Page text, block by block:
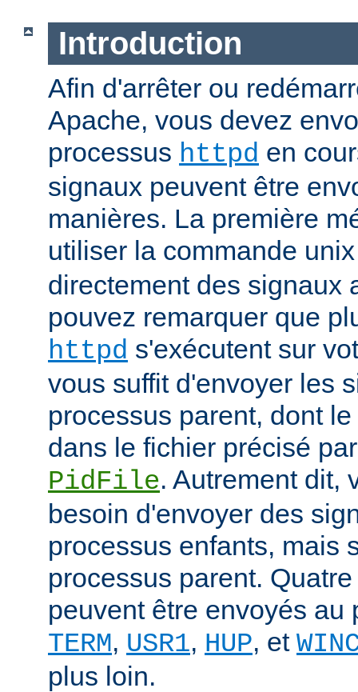
Introduction
Afin d'arrêter ou
Apache, vous devez
processus httpd en
signaux peuvent être
manières. La première
utiliser la commande
directement des signaux
pouvez remarquer que
httpd s'exécutent sur
vous suffit d'envoyer les
processus parent, dont
dans le fichier précisé
PidFile. Autrement dit,
besoin d'envoyer des
processus enfants, mais
processus parent.
peuvent être envoyés au
TERM, USR1, HUP, et
plus loin.